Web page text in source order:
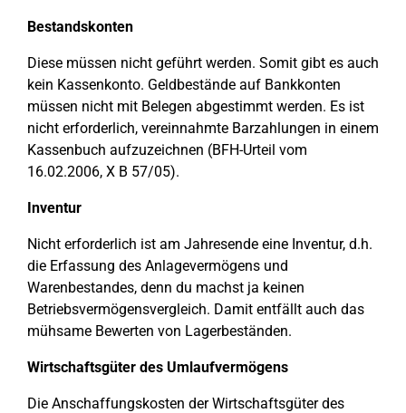
Bestandskonten
Diese müssen nicht geführt werden. Somit gibt es auch
kein Kassenkonto. Geldbestände auf Bankkonten
müssen nicht mit Belegen abgestimmt werden. Es ist
nicht erforderlich, vereinnahmte Barzahlungen in einem
Kassenbuch aufzuzeichnen (BFH-Urteil vom
16.02.2006, X B 57/05).
Inventur
Nicht erforderlich ist am Jahresende eine Inventur, d.h.
die Erfassung des Anlagevermögens und
Warenbestandes, denn du machst ja keinen
Betriebsvermögensvergleich. Damit entfällt auch das
mühsame Bewerten von Lagerbeständen.
Wirtschaftsgüter des Umlaufvermögens
Die Anschaffungskosten der Wirtschaftsgüter des